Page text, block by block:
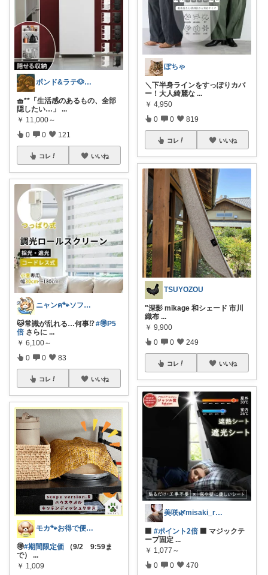
ボンド&ラテ🐶経由購入感謝です🙇
🧺**「生活感のあるもの、全部
隠したい…」
...
￥ 11,000～
0 0 121
コレ いいね
ニャンฅ🐾ソファでくつろぐ猫🐱💕
🐱常識が乱れる…何事⁉#🉐P5
倍 さらに ...
￥ 6,100～
0 0 83
コレ いいね
モカ🐾お得で便利💛犬とのおうち時間
🉐#期間限定価 （9/2 9:59ま
で） ...
￥ 1,009
ぽちゃ
＼下半身ラインをすっぽりカバ
ー！大人綺麗な ...
￥ 4,950
0 0 819
コレ いいね
TSUYOZOU
"深影 mikage 和シェード 市川
織布 ...
￥ 9,900
0 0 249
コレ いいね
美咲🌿misaki_room_ig
⬛ #ポイント2倍 ⬛ マジックテ
ープ固定 ...
￥ 1,077～
0 0 470